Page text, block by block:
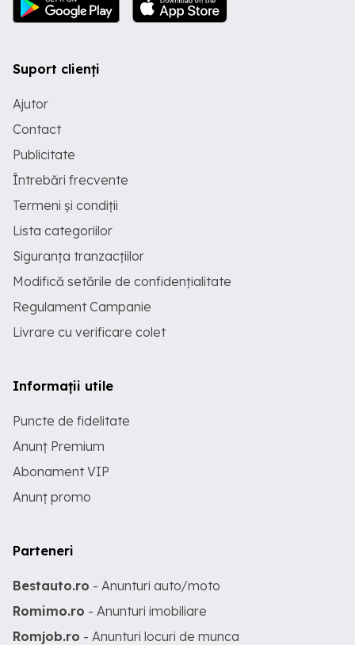
Suport clienți
Ajutor
Contact
Publicitate
Întrebări frecvente
Termeni și condiții
Lista categoriilor
Siguranța tranzacțiilor
Modifică setările de confidențialitate
Regulament Campanie
Livrare cu verificare colet
Informații utile
Puncte de fidelitate
Anunț Premium
Abonament VIP
Anunț promo
Parteneri
Bestauto.ro - Anunturi auto/moto
Romimo.ro - Anunturi imobiliare
Romjob.ro - Anunturi locuri de munca